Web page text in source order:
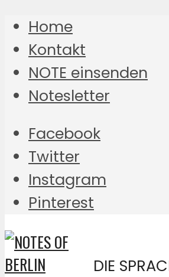
Home
Kontakt
NOTE einsenden
Notesletter
Facebook
Twitter
Instagram
Pinterest
DIE